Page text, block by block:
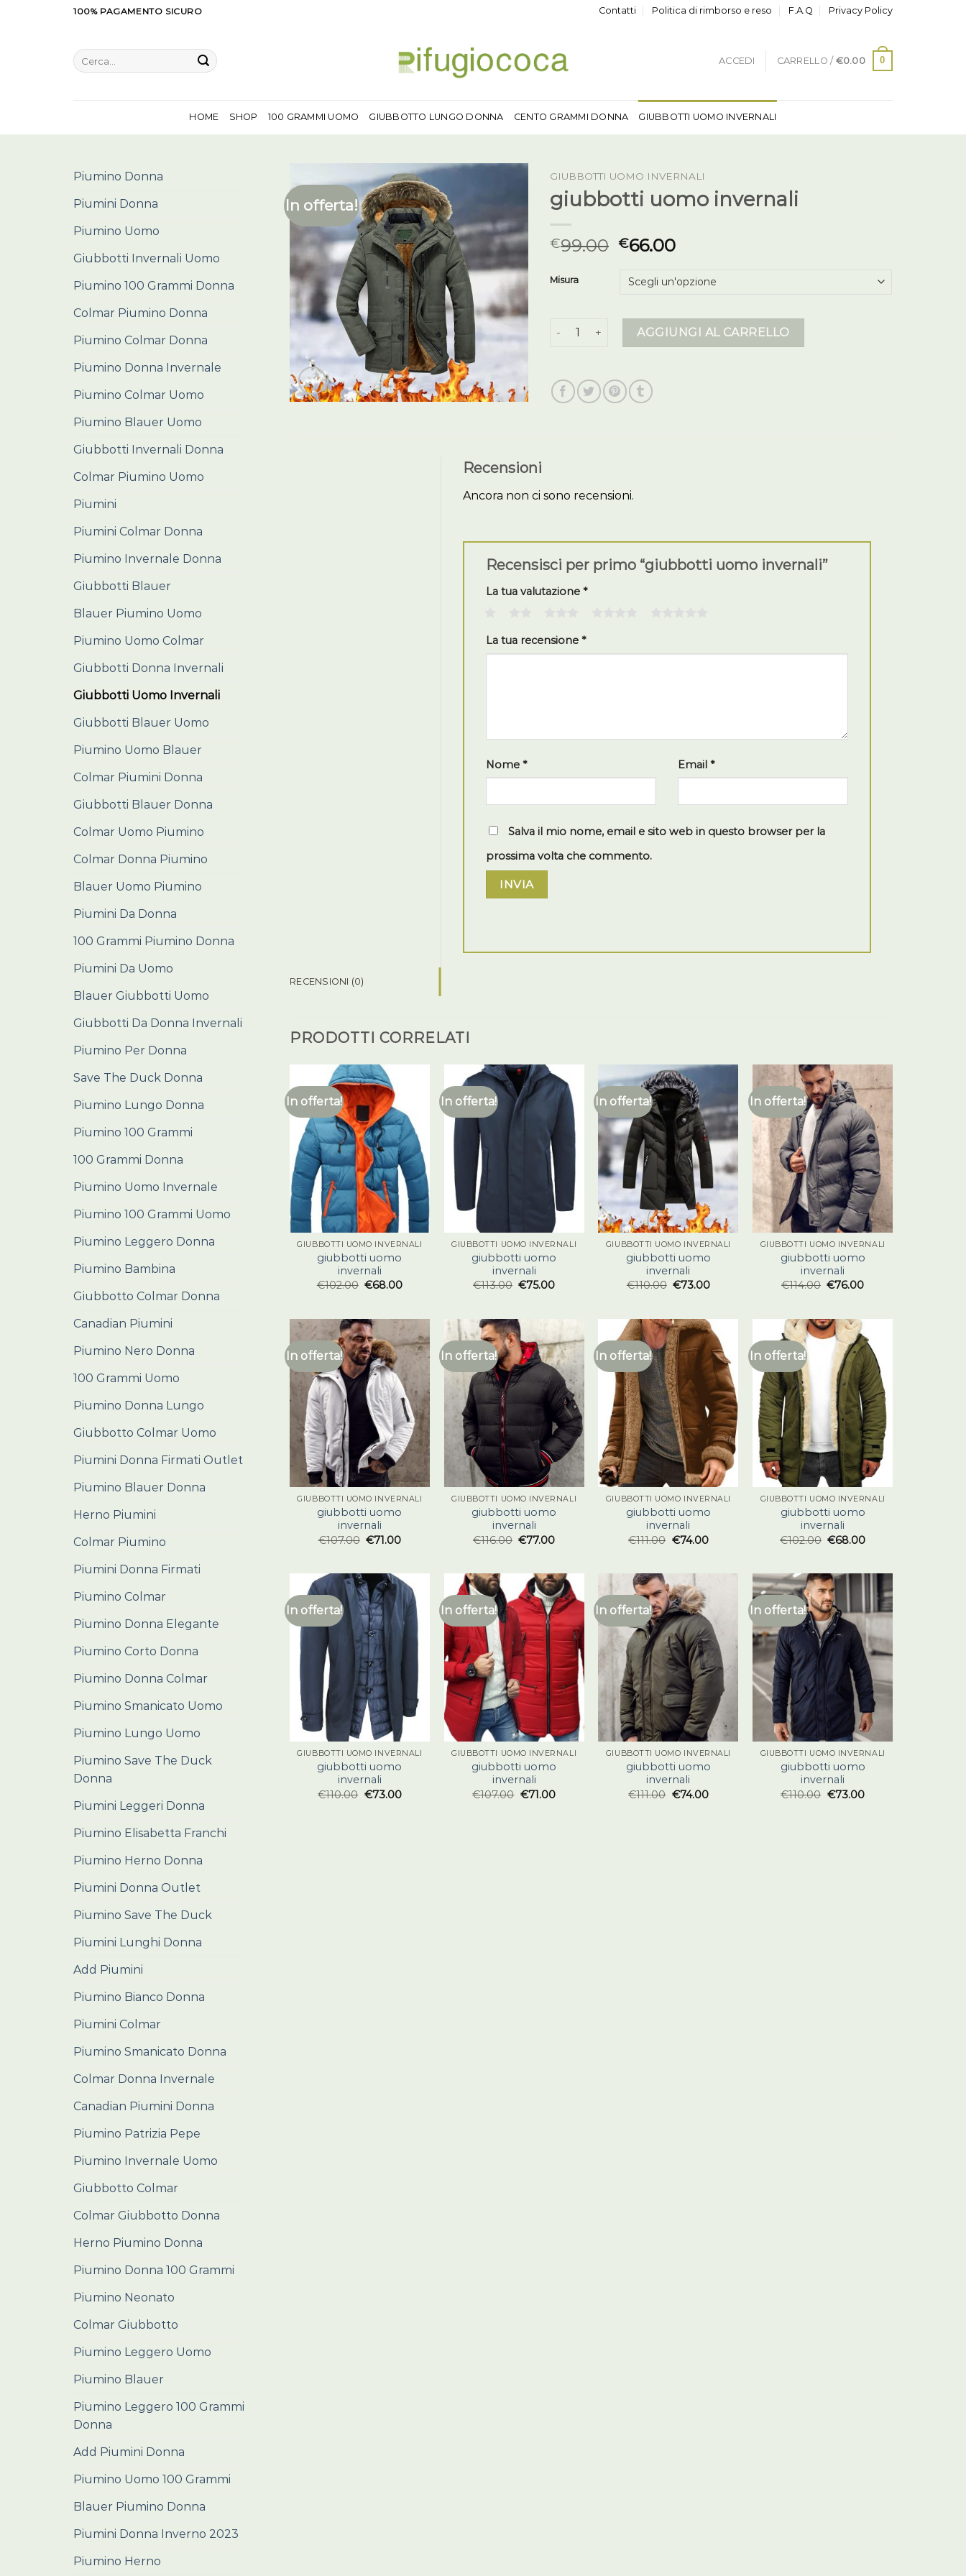
100% PAGAMENTO SICURO Contatti Politica di rimborso e reso F.A.Q Privacy Policy
Cerca:
ACCEDI CARRELLO / €0.00 0
HOME SHOP 100 GRAMMI UOMO GIUBBOTTO LUNGO DONNA CENTO GRAMMI DONNA GIUBBOTTI UOMO INVERNALI
Piumino Donna
Piumini Donna
Piumino Uomo
Giubbotti Invernali Uomo
Piumino 100 Grammi Donna
Colmar Piumino Donna
Piumino Colmar Donna
Piumino Donna Invernale
Piumino Colmar Uomo
Piumino Blauer Uomo
Giubbotti Invernali Donna
Colmar Piumino Uomo
Piumini
Piumini Colmar Donna
Piumino Invernale Donna
Giubbotti Blauer
Blauer Piumino Uomo
Piumino Uomo Colmar
Giubbotti Donna Invernali
Giubbotti Uomo Invernali
Giubbotti Blauer Uomo
Piumino Uomo Blauer
Colmar Piumini Donna
Giubbotti Blauer Donna
Colmar Uomo Piumino
Colmar Donna Piumino
Blauer Uomo Piumino
Piumini Da Donna
100 Grammi Piumino Donna
Piumini Da Uomo
Blauer Giubbotti Uomo
Giubbotti Da Donna Invernali
Piumino Per Donna
Save The Duck Donna
Piumino Lungo Donna
Piumino 100 Grammi
100 Grammi Donna
Piumino Uomo Invernale
Piumino 100 Grammi Uomo
Piumino Leggero Donna
Piumino Bambina
Giubbotto Colmar Donna
Canadian Piumini
Piumino Nero Donna
100 Grammi Uomo
Piumino Donna Lungo
Giubbotto Colmar Uomo
Piumini Donna Firmati Outlet
Piumino Blauer Donna
Herno Piumini
Colmar Piumino
Piumini Donna Firmati
Piumino Colmar
Piumino Donna Elegante
Piumino Corto Donna
Piumino Donna Colmar
Piumino Smanicato Uomo
Piumino Lungo Uomo
Piumino Save The Duck
Donna
Piumini Leggeri Donna
Piumino Elisabetta Franchi
Piumino Herno Donna
Piumini Donna Outlet
Piumino Save The Duck
Piumini Lunghi Donna
Add Piumini
Piumino Bianco Donna
Piumini Colmar
Piumino Smanicato Donna
Colmar Donna Invernale
Canadian Piumini Donna
Piumino Patrizia Pepe
Piumino Invernale Uomo
Giubbotto Colmar
Colmar Giubbotto Donna
Herno Piumino Donna
Piumino Donna 100 Grammi
Piumino Neonato
Colmar Giubbotto
Piumino Leggero Uomo
Piumino Blauer
Piumino Leggero 100 Grammi
Donna
Add Piumini Donna
Piumino Uomo 100 Grammi
Blauer Piumino Donna
Piumini Donna Inverno 2023
Piumino Herno
In offerta!
GIUBBOTTI UOMO INVERNALI
giubbotti uomo invernali
€99.00 €66.00
Misura
giubbotti uomo invernali quantità
AGGIUNGI AL CARRELLO
RECENSIONI (0)
Recensioni
Ancora non ci sono recensioni.
Recensisci per primo “giubbotti uomo invernali”
La tua valutazione *
La tua recensione *
Nome * Email *
Salva il mio nome, email e sito web in questo browser per la
prossima volta che commento.
PRODOTTI CORRELATI
In offerta!
GIUBBOTTI UOMO INVERNALI
giubbotti uomo
invernali
€102.00 €68.00
In offerta!
GIUBBOTTI UOMO INVERNALI
giubbotti uomo
invernali
€113.00 €75.00
In offerta!
GIUBBOTTI UOMO INVERNALI
giubbotti uomo
invernali
€110.00 €73.00
In offerta!
GIUBBOTTI UOMO INVERNALI
giubbotti uomo
invernali
€114.00 €76.00
In offerta!
GIUBBOTTI UOMO INVERNALI
giubbotti uomo
invernali
€107.00 €71.00
In offerta!
GIUBBOTTI UOMO INVERNALI
giubbotti uomo
invernali
€116.00 €77.00
In offerta!
GIUBBOTTI UOMO INVERNALI
giubbotti uomo
invernali
€111.00 €74.00
In offerta!
GIUBBOTTI UOMO INVERNALI
giubbotti uomo
invernali
€102.00 €68.00
In offerta!
GIUBBOTTI UOMO INVERNALI
giubbotti uomo
invernali
€110.00 €73.00
In offerta!
GIUBBOTTI UOMO INVERNALI
giubbotti uomo
invernali
€107.00 €71.00
In offerta!
GIUBBOTTI UOMO INVERNALI
giubbotti uomo
invernali
€111.00 €74.00
In offerta!
GIUBBOTTI UOMO INVERNALI
giubbotti uomo
invernali
€110.00 €73.00